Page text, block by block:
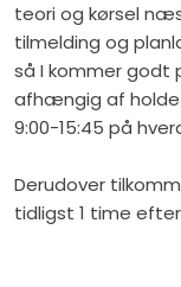
teori og kørsel
tilmelding og
så I kommer godt
afhængig af
9:00-15:45 på
Derudover
tidligst 1 time